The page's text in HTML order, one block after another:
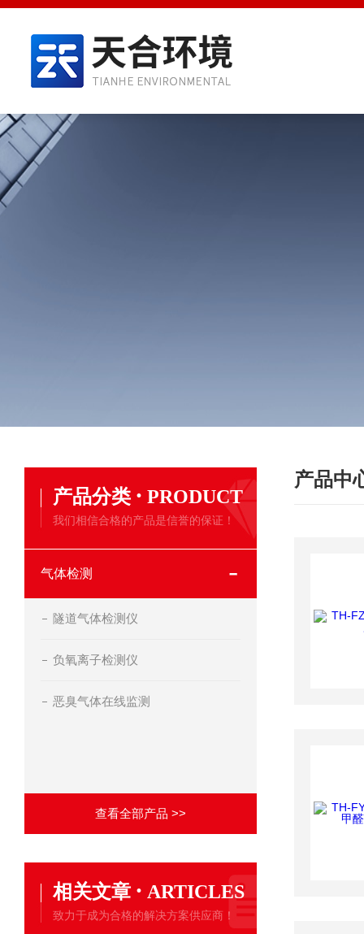
产品分类 · PRODUCT
我们相信合格的产品是信誉的保证！
气体检测
隧道气体检测仪
负氧离子检测仪
恶臭气体在线监测
查看全部产品 >>
相关文章 · ARTICLES
致力于成为合格的解决方案供应商！
产品中